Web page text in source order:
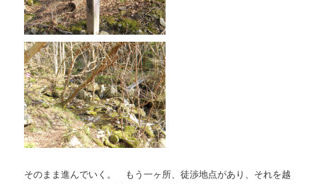
そのまま進んでいく。 もう一ヶ所、徒渉地点があり、それを越